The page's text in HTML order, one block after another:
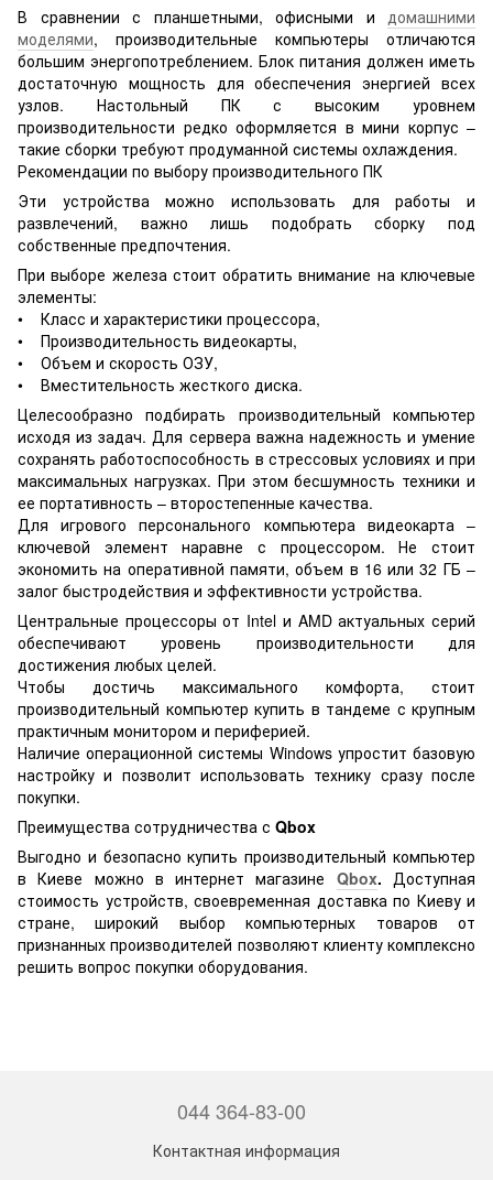
В сравнении с планшетными, офисными и домашними
моделями, производительные компьютеры отличаются
большим энергопотреблением. Блок питания должен иметь
достаточную мощность для обеспечения энергией всех
узлов. Настольный ПК с высоким уровнем
производительности редко оформляется в мини корпус –
такие сборки требуют продуманной системы охлаждения.
Рекомендации по выбору производительного ПК
Эти устройства можно использовать для работы и
развлечений, важно лишь подобрать сборку под
собственные предпочтения.
При выборе железа стоит обратить внимание на ключевые
элементы:
• Класс и характеристики процессора,
• Производительность видеокарты,
• Объем и скорость ОЗУ,
• Вместительность жесткого диска.
Целесообразно подбирать производительный компьютер
исходя из задач. Для сервера важна надежность и умение
сохранять работоспособность в стрессовых условиях и при
максимальных нагрузках. При этом бесшумность техники и
ее портативность – второстепенные качества.
Для игрового персонального компьютера видеокарта –
ключевой элемент наравне с процессором. Не стоит
экономить на оперативной памяти, объем в 16 или 32 ГБ –
залог быстродействия и эффективности устройства.
Центральные процессоры от Intel и AMD актуальных серий
обеспечивают уровень производительности для
достижения любых целей.
Чтобы достичь максимального комфорта, стоит
производительный компьютер купить в тандеме с крупным
практичным монитором и периферией.
Наличие операционной системы Windows упростит базовую
настройку и позволит использовать технику сразу после
покупки.
Преимущества сотрудничества с Qbox
Выгодно и безопасно купить производительный компьютер
в Киеве можно в интернет магазине Qbox. Доступная
стоимость устройств, своевременная доставка по Киеву и
стране, широкий выбор компьютерных товаров от
признанных производителей позволяют клиенту комплексно
решить вопрос покупки оборудования.
044 364-83-00
Контактная информация